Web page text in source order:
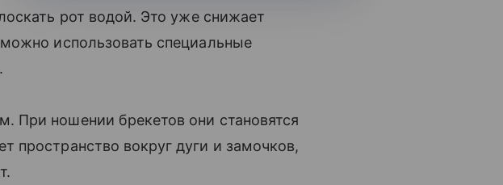
рот водой. Это уже снижает
использовать специальные
ношении брекетов они становятся
вокруг дуги и замочков,